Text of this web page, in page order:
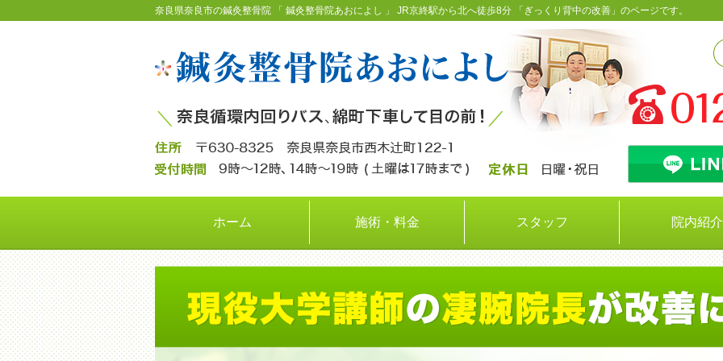
奈良県奈良市の鍼灸整骨院 「 鍼灸整骨院あおによし 」 JR京終駅から北へ徒歩8分 「ぎっくり背中の改善」のページです。
ホーム 施術・料金 スタッフ 院内紹介